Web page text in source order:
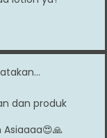
dan produk